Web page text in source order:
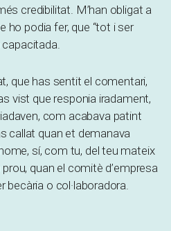
credibilitat. M’han obligat a
ho podia fer, que “tot i ser
capacitada.
que has sentit el comentari,
vist que responia iradament,
com acabava patint
callat quan et demanava
sí, com tu, del teu mateix
prou, quan el comitè d’empresa
becària o col·laboradora.